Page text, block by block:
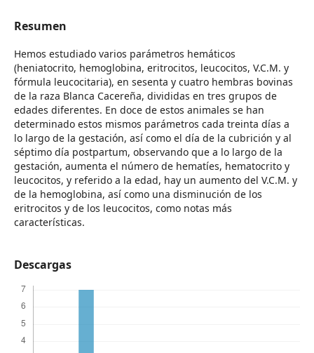
Resumen
Hemos estudiado varios parámetros hemáticos
(heniatocrito, hemoglobina, eritrocitos, leucocitos, V.C.M. y
fórmula leucocitaria), en sesenta y cuatro hembras bovinas
de la raza Blanca Cacereña, divididas en tres grupos de
edades diferentes. En doce de estos animales se han
determinado estos mismos parámetros cada treinta días a
lo largo de la gestación, así como el día de la cubrición y al
séptimo día postpartum, observando que a lo largo de la
gestación, aumenta el número de hematíes, hematocrito y
leucocitos, y referido a la edad, hay un aumento del V.C.M. y
de la hemoglobina, así como una disminución de los
eritrocitos y de los leucocitos, como notas más
características.
Descargas